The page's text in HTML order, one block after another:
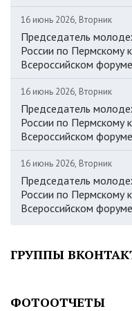
16 июнь 2026, Вторник
Председатель
России по Пермскому
Всероссийском
16 июнь 2026, Вторник
Председатель
России по Пермскому
Всероссийском
16 июнь 2026, Вторник
Председатель
России по Пермскому
Всероссийском
ГРУППЫ
ФОТООТЧЕТЫ